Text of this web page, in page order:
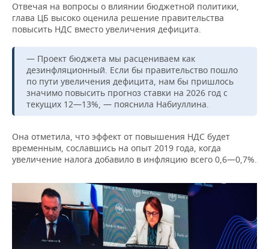
Отвечая на вопросы о влиянии бюджетной политики,
глава ЦБ высоко оценила решение правительства
повысить НДС вместо увеличения дефицита.
— Проект бюджета мы расцениваем как
дезинфляционный. Если бы правительство пошло
по пути увеличения дефицита, нам бы пришлось
значимо повысить прогноз ставки на 2026 год с
текущих 12—13%, — пояснила Набиуллина.
Она отметила, что эффект от повышения НДС будет
временным, сославшись на опыт 2019 года, когда
увеличение налога добавило в инфляцию всего 0,6—0,7%.